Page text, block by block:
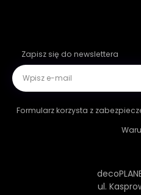
Zapisz się do newslettera
Formularz korzysta z
ul.